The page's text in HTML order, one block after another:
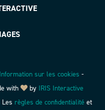
Information sur les cookies -
with by IRIS Interactive
règles de confidentialité et